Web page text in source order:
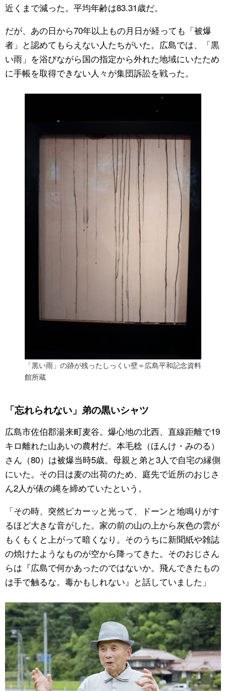
近くまで減った。平均年齢は83.31歳だ。
だが、あの日から70年以上もの月日が経っても「被爆
者」と認めてもらえない人たちがいた。広島では、「黒
い雨」を浴びながら国の指定から外れた地域にいたため
に手帳を取得できない人々が集団訴訟を戦った。
「黒い雨」の跡が残ったしっくい壁＝広島平和記念資料
館所蔵
「忘れられない」弟の黒いシャツ
広島市佐伯郡湯来町麦谷。爆心地の北西、直線距離で19
キロ離れた山あいの農村だ。本毛稔（ほんけ・みのる）
さん（80）は被爆当時5歳。母親と弟と3人で自宅の縁側
にいた。その日は麦の出荷のため、庭先で近所のおじさ
ん2人が俵の縄を締めていたという。
「その時、突然ピカーッと光って、ドーンと地鳴りがす
るほど大きな音がした。家の前の山の上から灰色の雲が
もくもくと上がって暗くなり。そのうちに新聞紙や雑誌
の焼けたようなものが空から降ってきた。そのおじさん
らは『広島で何かあったのではないか。飛んできたもの
は手で触るな。毒かもしれない』と話していました」